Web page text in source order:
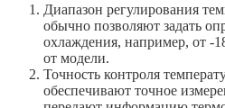
Диапазон регулирования
обычно позволяют задать
охлаждения, например, от -
от модели.
Точность контроля
обеспечивают точное